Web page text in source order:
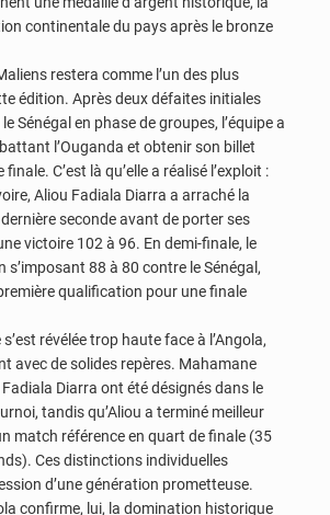
continentale du pays après le bronze
restera comme l’un des plus
édition. Après deux défaites initiales
Sénégal en phase de groupes, l’équipe a
l’Ouganda et obtenir son billet
C’est là qu’elle a réalisé l’exploit :
Aliou Fadiala Diarra a arraché la
seconde avant de porter ses
victoire 102 à 96. En demi-finale, le
s’imposant 88 à 80 contre le Sénégal,
qualification pour une finale
révélée trop haute face à l’Angola,
avec de solides repères. Mahamane
Diarra ont été désignés dans le
tandis qu’Aliou a terminé meilleur
match référence en quart de finale (35
Ces distinctions individuelles
d’une génération prometteuse.
confirme, lui, la domination historique